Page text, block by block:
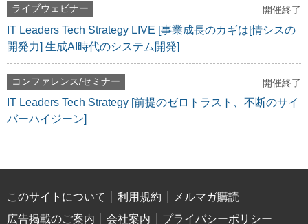
ライブウェビナー 開催終了
IT Leaders Tech Strategy LIVE [事業成長のカギは[情シスの
開発力] 生成AI時代のシステム開発]
コンファレンス/セミナー 開催終了
IT Leaders Tech Strategy [前提のゼロトラスト、不断のサイ
バーハイジーン]
このサイトについて 利用規約
メルマガ購読
広告掲載のご案内
会社案内
プライバシーポリシー